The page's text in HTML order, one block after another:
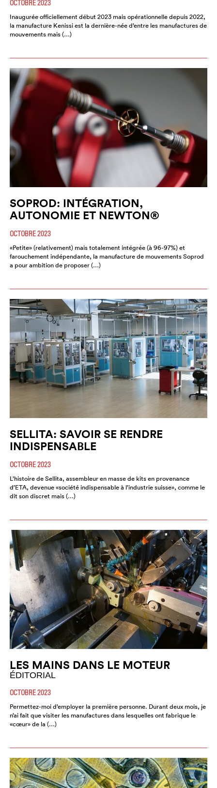
OCTOBRE 2023
Inaugurée officiellement début 2023 mais opérationnelle depuis 2022,
la manufacture Kenissi est la dernière-née d’entre les manufactures de
mouvements mais (…)
SOPROD: INTÉGRATION,
AUTONOMIE ET NEWTON®
OCTOBRE 2023
«Petite» (relativement) mais totalement intégrée (à 96-97%) et
farouchement indépendante, la manufacture de mouvements Soprod
a pour ambition de proposer (…)
SELLITA: SAVOIR SE RENDRE
INDISPENSABLE
OCTOBRE 2023
L’histoire de Sellita, assembleur en masse de kits en provenance
d’ETA, devenue «société indispensable à l’industrie suisse», comme le
dit son discret mais (…)
LES MAINS DANS LE MOTEUR
ÉDITORIAL
OCTOBRE 2023
Permettez-moi d’employer la première personne. Durant deux mois, je
n’ai fait que visiter les manufactures dans lesquelles ont fabrique le
«cœur» de la (…)